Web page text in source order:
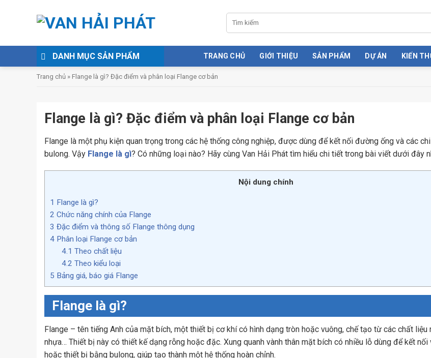
DANH MỤC SẢN PHẨM TRANG CHỦ GIỚI THIỆU SẢN PHẨM DỰ ÁN KIẾN
Trang chủ » Flange là gì? Đặc điểm và phân loại Flange cơ bản
Flange là gì? Đặc điểm và phân loại Flange cơ bản
Flange là một phụ kiện quan trọng trong các hệ thống công nghiệp, được dùng để kết nối đường ống và các
bulong. Vậy Flange là gì? Có những loại nào? Hãy cùng Van Hải Phát tìm hiểu chi tiết trong bài viết dưới đây
Nội dung chính
1 Flange là gì?
2 Chức năng chính của Flange
3 Đặc điểm và thông số Flange thông dụng
4 Phân loại Flange cơ bản
4.1 Theo chất liệu
4.2 Theo kiểu loại
5 Bảng giá, báo giá Flange
Flange là gì?
Flange – tên tiếng Anh của mặt bích, một thiết bị cơ khí có hình dạng tròn hoặc vuông, chế tạo từ các chất liệu
nhựa… Thiết bị này có thiết kế dạng rỗng hoặc đặc. Xung quanh vành thân mặt bích có nhiều lỗ dùng để kết nối
hoặc thiết bị bằng bulong, giúp tạo thành một hệ thống hoàn chỉnh.